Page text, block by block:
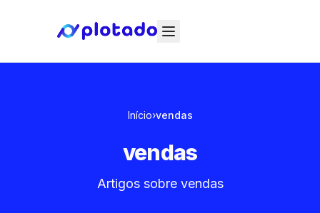
Início›vendas
vendas
Artigos sobre vendas